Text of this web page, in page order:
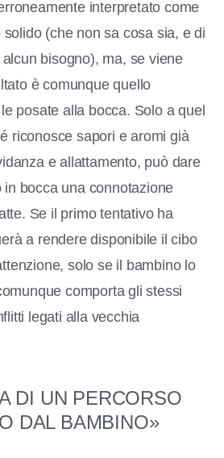
interpretato come
(che non sa cosa sia, e di
bisogno), ma, se viene
è comunque quello
posate alla bocca. Solo a quel
riconosce sapori e aromi già
e allattamento, può dare
bocca una connotazione
Se il primo tentativo ha
a rendere disponibile il cibo
solo se il bambino lo
comporta gli stessi
legati alla vecchia
DI UN PERCORSO
DAL BAMBINO»